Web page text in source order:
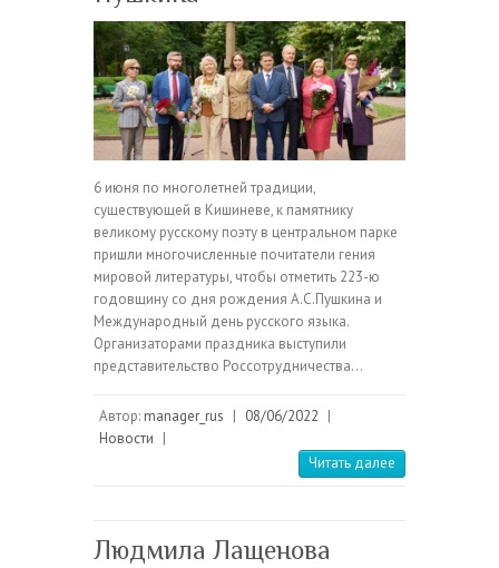
6 июня по многолетней традиции,
существующей в Кишиневе, к памятнику
великому русскому поэту в центральном парке
пришли многочисленные почитатели гения
мировой литературы, чтобы отметить 223-ю
годовщину со дня рождения А.С.Пушкина и
Международный день русского языка.
Организаторами праздника выступили
представительство Россотрудничества…
Автор: manager_rus | 08/06/2022 |
Новости |
Читать далее
Людмила Лащенова